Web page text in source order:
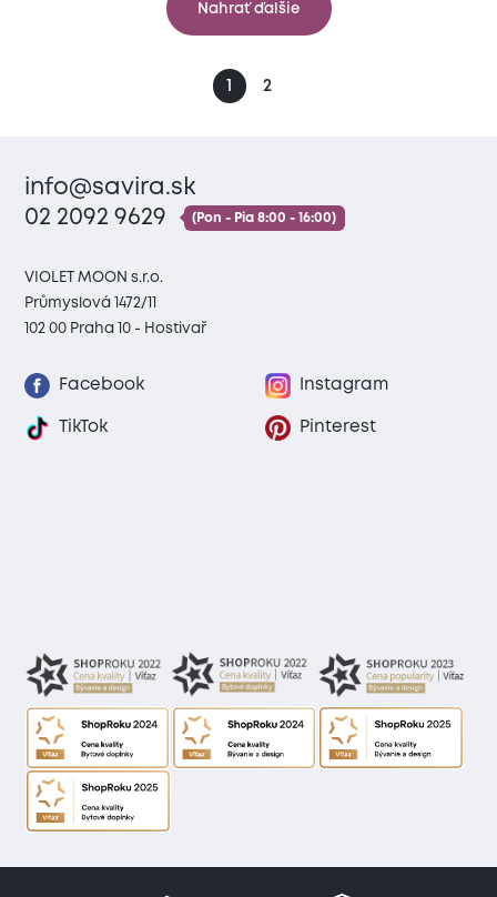
Nahrať ďalšie
1 2
info@savira.sk
02 2092 9629
(Pon - Pia 8:00 - 16:00)
VIOLET MOON s.r.o.
Průmyslová 1472/11
102 00 Praha 10 - Hostivař
Facebook Instagram
TikTok Pinterest